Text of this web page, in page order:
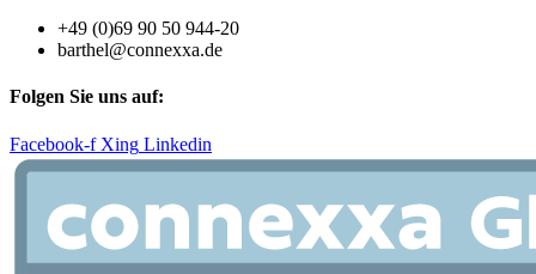
+49 (0)69 90 50 944-20
barthel@connexxa.de
Folgen Sie uns auf:
Facebook-f Xing Linkedin